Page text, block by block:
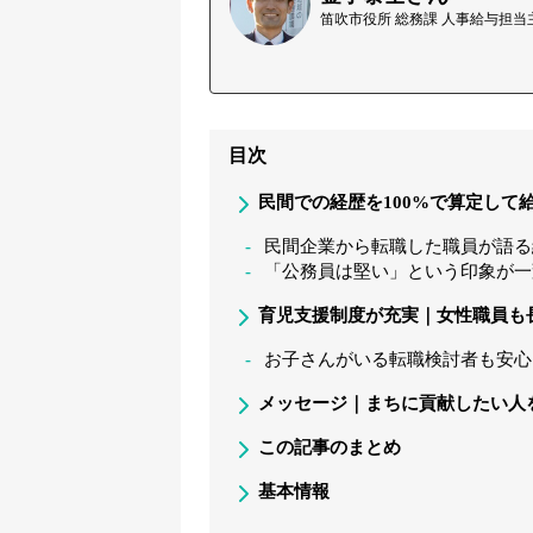
笛吹市役所 総務課 人事給与担当
目次
民間での経歴を100%で算定して
民間企業から転職した職員が語
「公務員は堅い」という印象が
育児支援制度が充実｜女性職員も
お子さんがいる転職検討者も安
メッセージ｜まちに貢献したい人
この記事のまとめ
基本情報